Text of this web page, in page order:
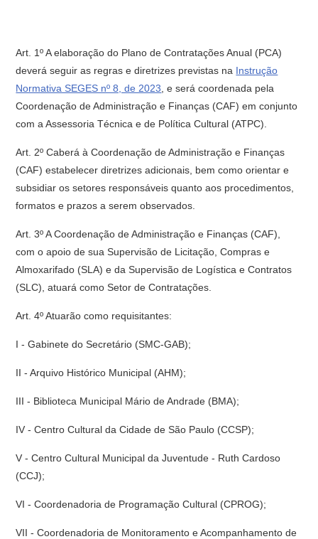
Art. 1º A elaboração do Plano de Contratações Anual (PCA)
deverá seguir as regras e diretrizes previstas na Instrução
Normativa SEGES nº 8, de 2023 , e será coordenada pela
Coordenação de Administração e Finanças (CAF) em conjunto
com a Assessoria Técnica e de Política Cultural (ATPC).
Art. 2º Caberá à Coordenação de Administração e Finanças
(CAF) estabelecer diretrizes adicionais, bem como orientar e
subsidiar os setores responsáveis quanto aos procedimentos,
formatos e prazos a serem observados.
Art. 3º A Coordenação de Administração e Finanças (CAF),
com o apoio de sua Supervisão de Licitação, Compras e
Almoxarifado (SLA) e da Supervisão de Logística e Contratos
(SLC), atuará como Setor de Contratações.
Art. 4º Atuarão como requisitantes:
I - Gabinete do Secretário (SMC-GAB);
II - Arquivo Histórico Municipal (AHM);
III - Biblioteca Municipal Mário de Andrade (BMA);
IV - Centro Cultural da Cidade de São Paulo (CCSP);
V - Centro Cultural Municipal da Juventude - Ruth Cardoso
(CCJ);
VI - Coordenadoria de Programação Cultural (CPROG);
VII - Coordenadoria de Monitoramento e Acompanhamento de